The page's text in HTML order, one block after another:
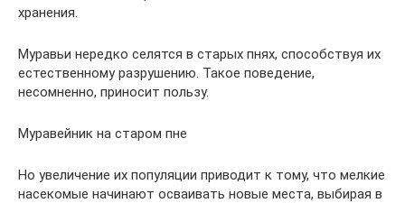
хранения.
Муравьи нередко селятся в старых пнях, способствуя их
естественному разрушению. Такое поведение,
несомненно, приносит пользу.
Муравейник на старом пне
Но увеличение их популяции приводит к тому, что мелкие
насекомые начинают осваивать новые места, выбирая в